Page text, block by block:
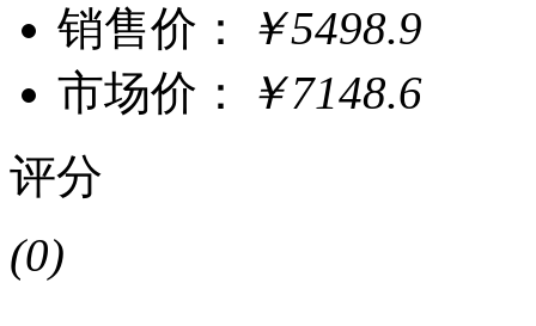
销售价：
￥5498.9
市场价：
￥7148.6
评分
(0)